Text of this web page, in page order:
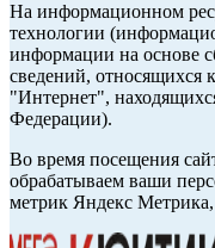
На информационном
технологии
информации на основе
сведений, относящихся
"Интернет",
Федерации).
Во время посещения
обрабатываем ваши
метрик Яндекс Метрика,